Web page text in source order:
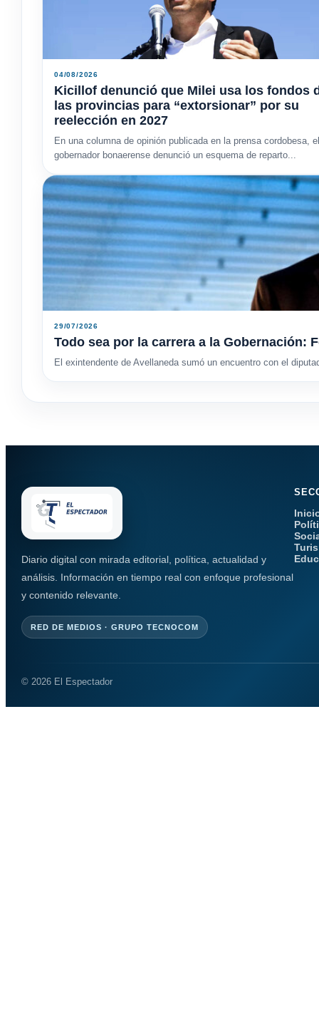
04/08/2026
Kicillof denunció que Milei usa los fondos
las provincias para “extorsionar” por su
reelección en 2027
En una columna de opinión publicada en la prensa cordobesa, el
gobernador bonaerense denunció un esquema de reparto...
29/07/2026
Todo sea por la carrera a la Gobernación:
El exintendente de Avellaneda sumó un encuentro con el
Diario digital con mirada editorial, política, actualidad y
análisis. Información en tiempo real con enfoque profesional
y contenido relevante.
RED DE MEDIOS · GRUPO TECNOCOM
© 2026 El Espectador